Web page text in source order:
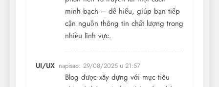
minh bạch – dễ hiểu, giúp bạn tiếp
cận nguồn thông tin chất lượng trong
nhiều lĩnh vực.
UI/UX napisao: 29/08/2025 u 21:57
Blog được xây dựng với mục tiêu